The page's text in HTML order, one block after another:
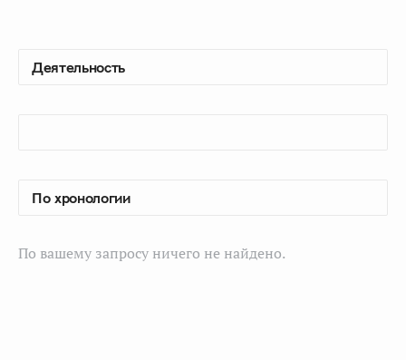
По вашему запросу ничего не найдено.